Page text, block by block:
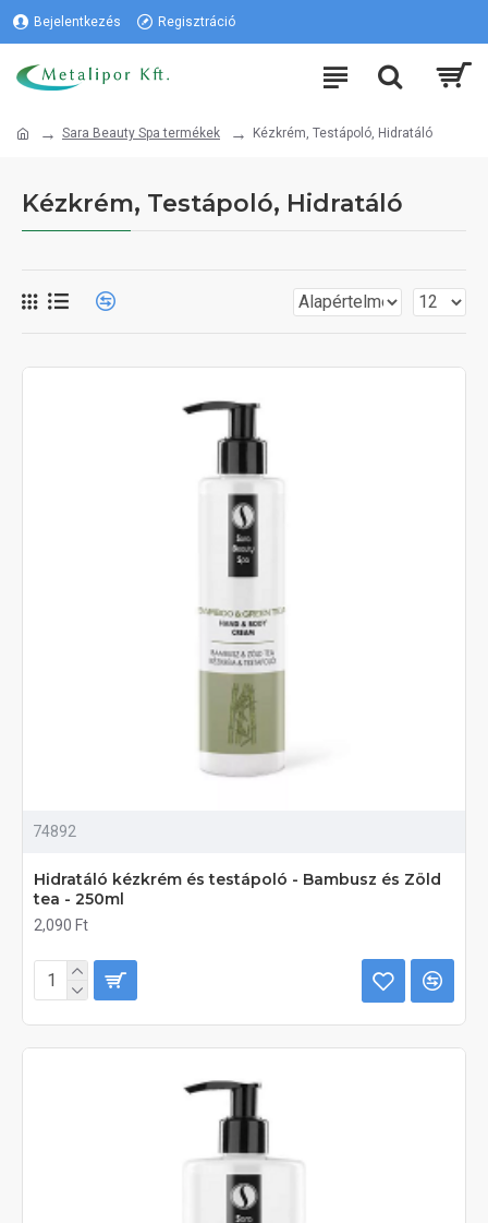
Bejelentkezés Regisztráció
Sara Beauty Spa termékek Kézkrém, Testápoló, Hidratáló
Kézkrém, Testápoló, Hidratáló
74892
Hidratáló kézkrém és testápoló - Bambusz és Zöld
tea - 250ml
2,090 Ft